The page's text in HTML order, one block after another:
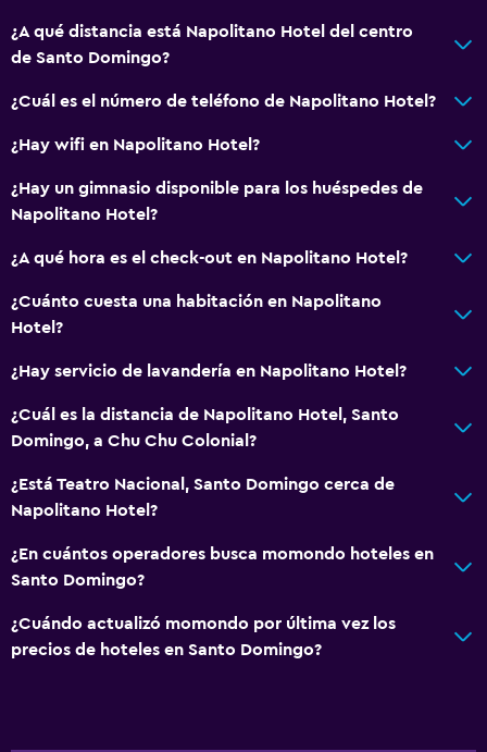
Habitaciones para no fumadores disponibles
Accesibilidad
Ascensor
Plantas superiores accesibles por ascensor
Baño
Secador de pelo
Baño público
Baño privado
Gorro de baño
Cepillo de dientes
¿A qué distancia está Napolitano Hotel del centro
de Santo Domingo?
¿Cuál es el número de teléfono de Napolitano Hotel?
¿Hay wifi en Napolitano Hotel?
¿Hay un gimnasio disponible para los huéspedes de
Napolitano Hotel?
¿A qué hora es el check-out en Napolitano Hotel?
¿Cuánto cuesta una habitación en Napolitano
Hotel?
¿Hay servicio de lavandería en Napolitano Hotel?
¿Cuál es la distancia de Napolitano Hotel, Santo
Domingo, a Chu Chu Colonial?
¿Está Teatro Nacional, Santo Domingo cerca de
Napolitano Hotel?
¿En cuántos operadores busca momondo hoteles en
Santo Domingo?
¿Cuándo actualizó momondo por última vez los
precios de hoteles en Santo Domingo?